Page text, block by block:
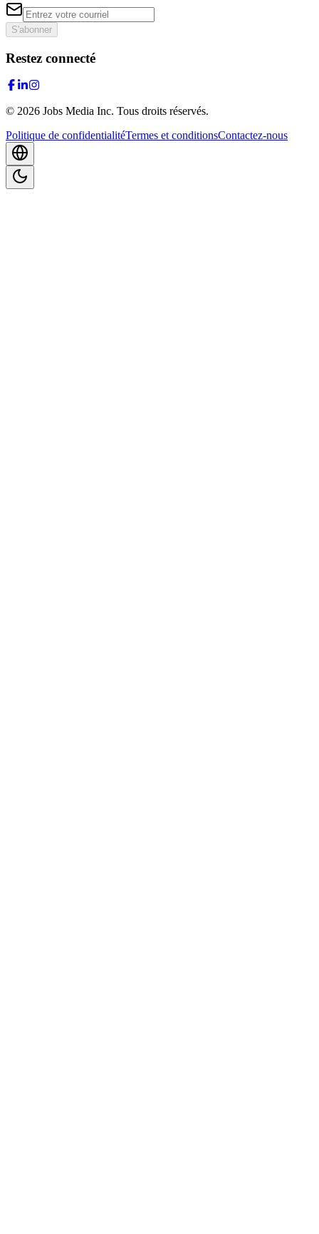
S'abonner
Restez connecté
© 2026 Jobs Media Inc. Tous droits réservés.
Politique de confidentialitéTermes et conditionsContactez-nous